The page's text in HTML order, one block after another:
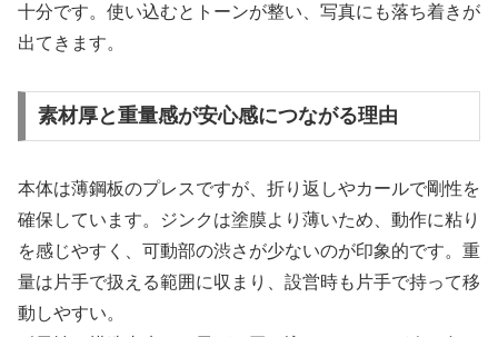
十分です。使い込むとトーンが整い、写真にも落ち着きが
出てきます。
素材厚と重量感が安心感につながる理由
本体は薄鋼板のプレスですが、折り返しやカールで剛性を
確保しています。ジンクは塗膜より薄いため、動作に粘り
を感じやすく、可動部の渋さが少ないのが印象的です。重
量は片手で扱える範囲に収まり、設営時も片手で持って移
動しやすい。